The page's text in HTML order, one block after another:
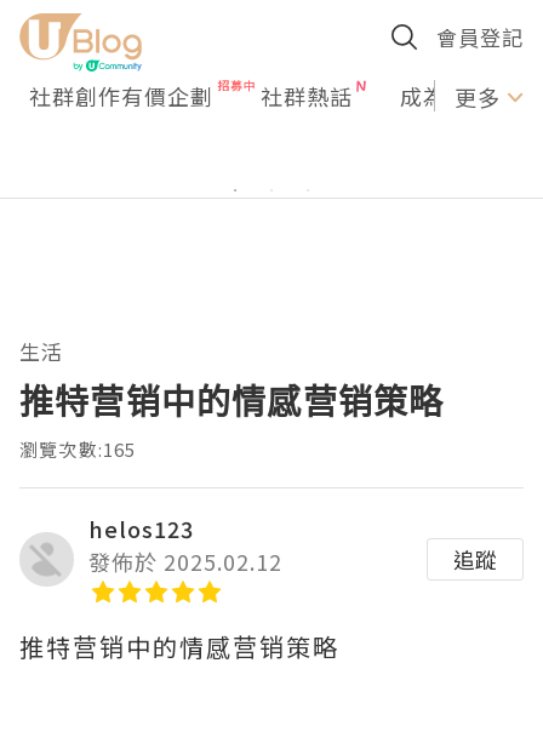
會員登記
社群創作有價企劃 社群熱話 成為U更多
生活
推特营销中的情感营销策略
瀏覽次數:165
helos123
發佈於 2025.02.12
追蹤
推特营销中的情感营销策略